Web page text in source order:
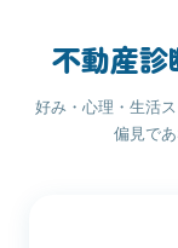
不動産
好み・心理・生活
偏見で